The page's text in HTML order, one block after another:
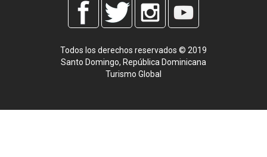
Todos los derechos reservados © 2019
Santo Domingo, República Dominicana
Turismo Global